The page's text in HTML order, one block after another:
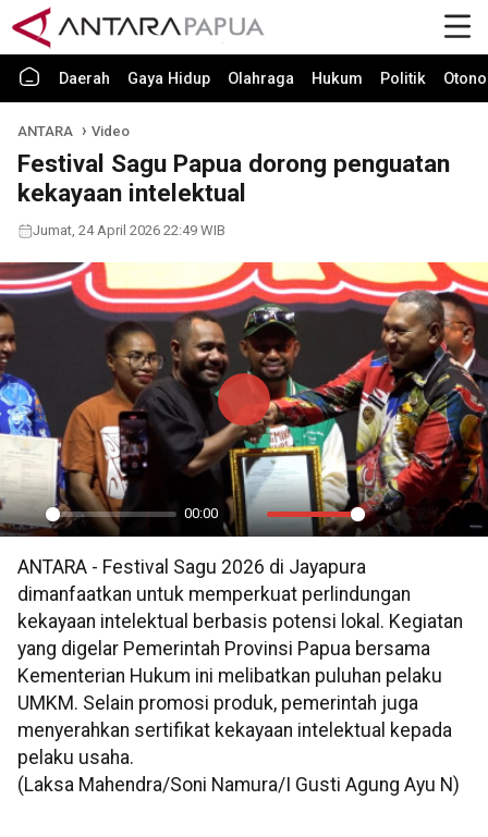
Daerah Gaya Hidup Olahraga Hukum Politik
ANTARA Video
Festival Sagu Papua dorong penguatan
kekayaan intelektual
Jumat, 24 April 2026 22:49 WIB
Play
00:00
Mute Settings
PIP
Play
ANTARA - Festival Sagu 2026 di Jayapura
dimanfaatkan untuk memperkuat perlindungan
kekayaan intelektual berbasis potensi lokal. Kegiatan
yang digelar Pemerintah Provinsi Papua bersama
Kementerian Hukum ini melibatkan puluhan pelaku
UMKM. Selain promosi produk, pemerintah juga
menyerahkan sertifikat kekayaan intelektual kepada
pelaku usaha.
(Laksa Mahendra/Soni Namura/I Gusti Agung Ayu N)